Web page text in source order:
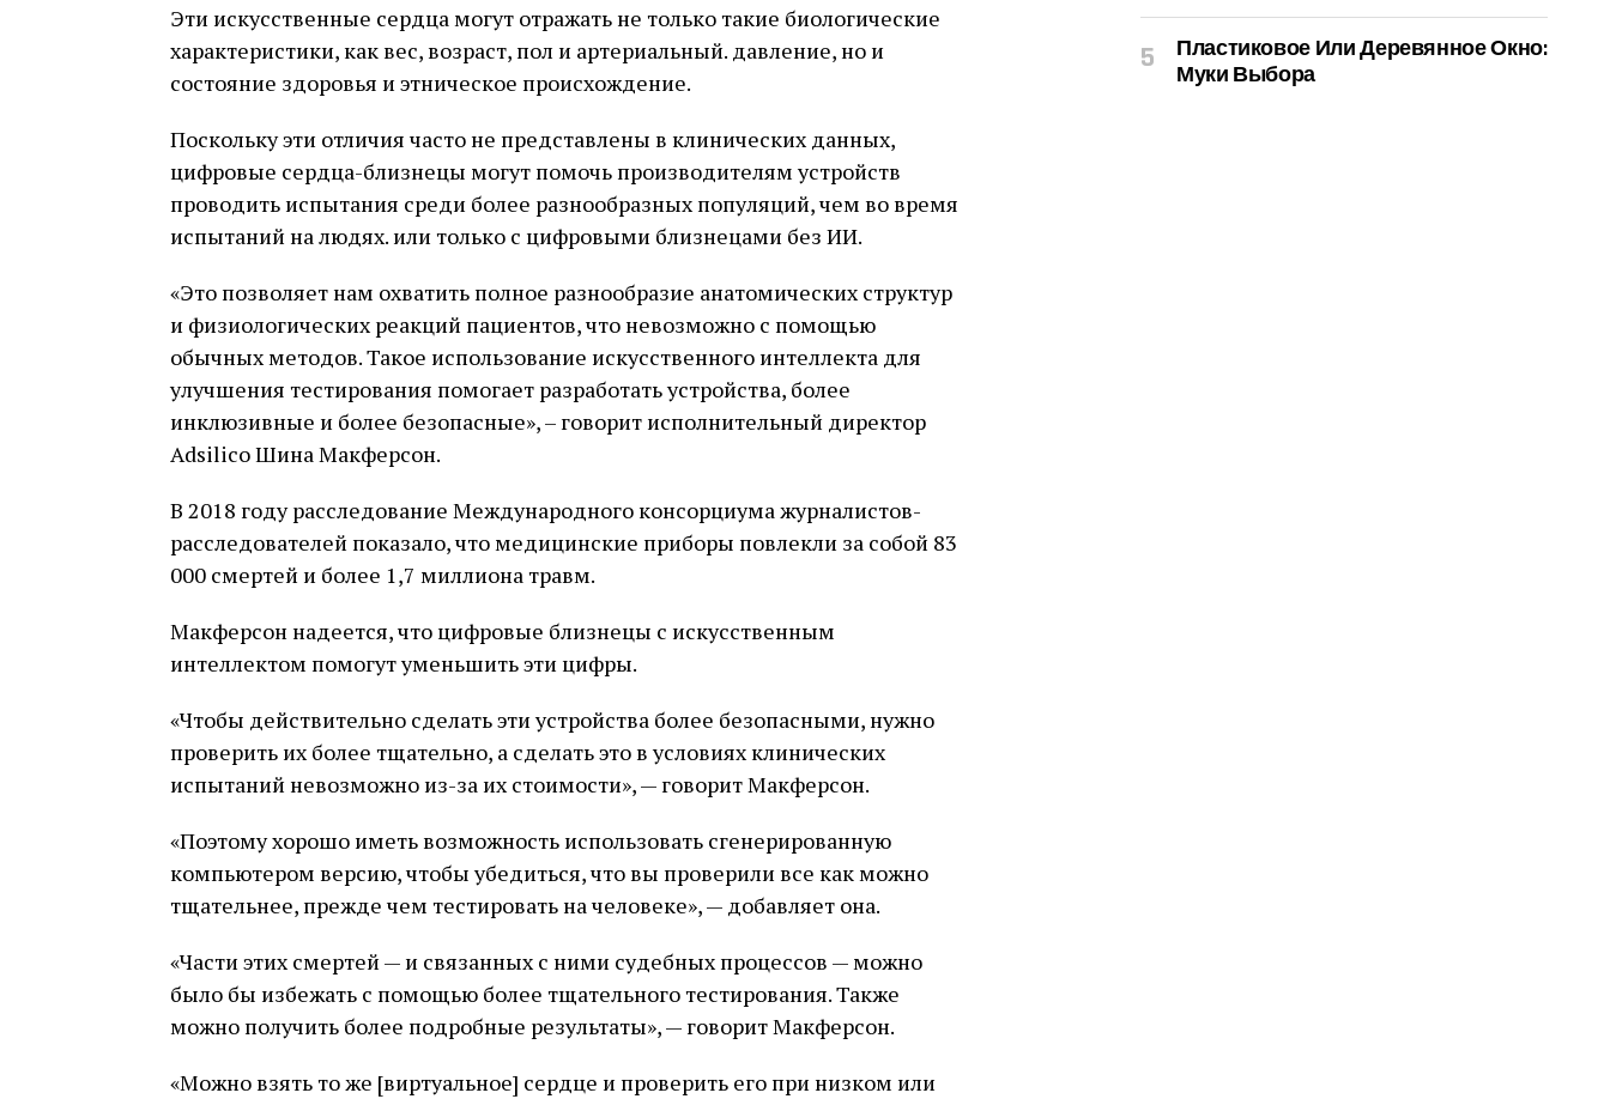
Эти искусственные сердца могут отражать не только такие биологические
характеристики, как вес, возраст, пол и артериальный. давление, но и
состояние здоровья и этническое происхождение.
Поскольку эти отличия часто не представлены в клинических данных,
цифровые сердца-близнецы могут помочь производителям устройств
проводить испытания среди более разнообразных популяций, чем во время
испытаний на людях. или только с цифровыми близнецами без ИИ.
«Это позволяет нам охватить полное разнообразие анатомических структур
и физиологических реакций пациентов, что невозможно с помощью
обычных методов. Такое использование искусственного интеллекта для
улучшения тестирования помогает разработать устройства, более
инклюзивные и более безопасные», – говорит исполнительный директор
Adsilico Шина Макферсон.
В 2018 году расследование Международного консорциума журналистов-
расследователей показало, что медицинские приборы повлекли за собой 83
000 смертей и более 1,7 миллиона травм.
Макферсон надеется, что цифровые близнецы с искусственным
интеллектом помогут уменьшить эти цифры.
«Чтобы действительно сделать эти устройства более безопасными, нужно
проверить их более тщательно, а сделать это в условиях клинических
испытаний невозможно из-за их стоимости», — говорит Макферсон.
«Поэтому хорошо иметь возможность использовать сгенерированную
компьютером версию, чтобы убедиться, что вы проверили все как можно
тщательнее, прежде чем тестировать на человеке», — добавляет она.
«Части этих смертей — и связанных с ними судебных процессов — можно
было бы избежать с помощью более тщательного тестирования. Также
можно получить более подробные результаты», — говорит Макферсон.
«Можно взять то же [виртуальное] сердце и проверить его при низком или
Пластиковое Или Деревянное Окно:
Муки Выбора